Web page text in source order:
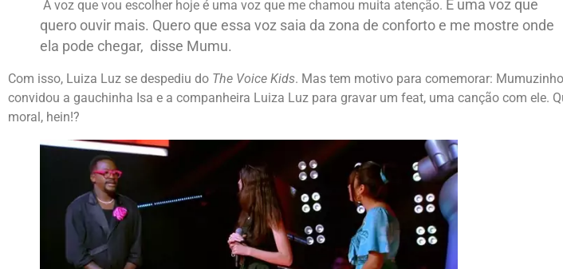
A voz que vou escolher hoje é uma voz que me chamou muita atenção. É uma voz que
quero ouvir mais. Quero que essa voz saia da zona de conforto e me mostre onde
ela pode chegar, disse Mumu.
Com isso, Luiza Luz se despediu do The Voice Kids. Mas tem motivo para comemorar: Mumuzinho
convidou a gauchinha Isa e a companheira Luiza Luz para gravar um feat, uma canção com ele.
moral, hein!?